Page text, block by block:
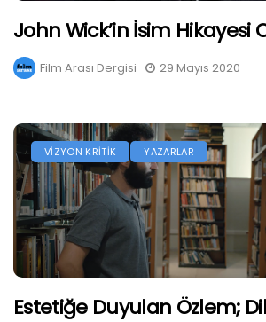
John Wick’in İsim Hikayesi
Film Arası Dergisi 29 Mayıs 2020
VİZYON KRİTİK YAZARLAR
Estetiğe Duyulan Özlem;